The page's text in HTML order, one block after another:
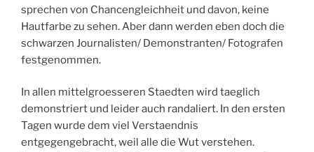
sprechen von Chancengleichheit und davon, keine
Hautfarbe zu sehen. Aber dann werden eben doch die
schwarzen Journalisten/ Demonstranten/ Fotografen
festgenommen.
In allen mittelgroesseren Staedten wird taeglich
demonstriert und leider auch randaliert. In den ersten
Tagen wurde dem viel Verstaendnis
entgegengebracht, weil alle die Wut verstehen.